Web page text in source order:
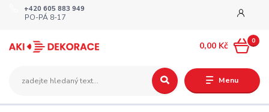
Menu
+420 605 883 949
PO-PÁ 8-17
0
0,00 Kč